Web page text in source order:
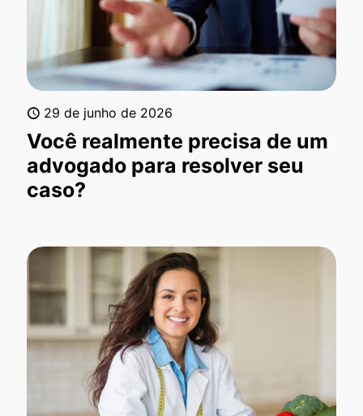
29 de junho de 2026
Você realmente precisa de um
advogado para resolver seu
caso?